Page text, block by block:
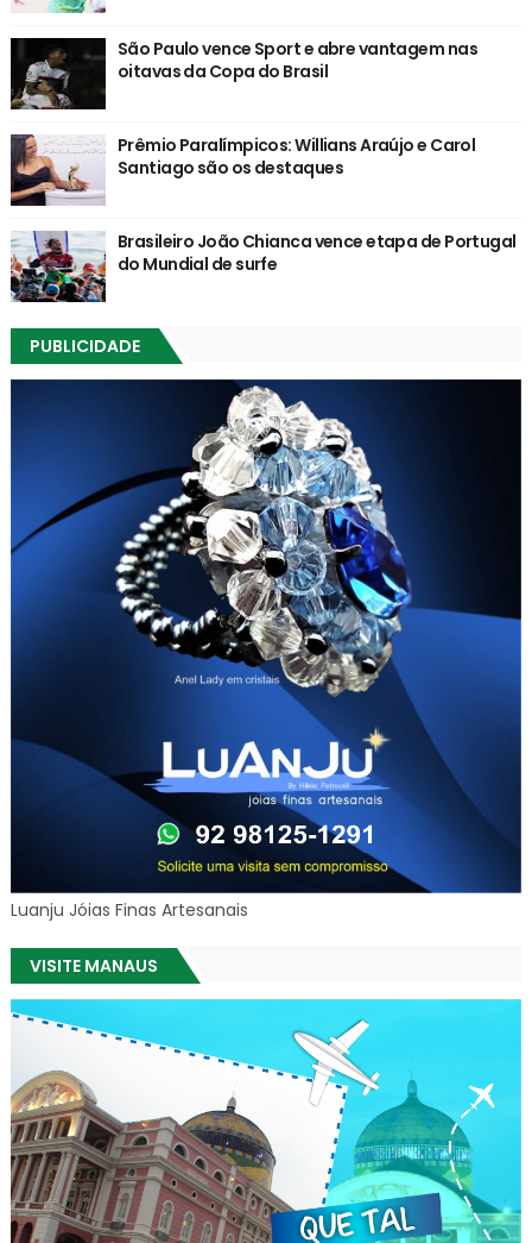
São Paulo vence Sport e abre vantagem nas
oitavas da Copa do Brasil
Prêmio Paralímpicos: Willians Araújo e Carol
Santiago são os destaques
Brasileiro João Chianca vence etapa de Portugal
do Mundial de surfe
PUBLICIDADE
Luanju Jóias Finas Artesanais
VISITE MANAUS